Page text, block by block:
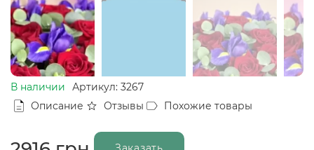
В наличии
Артикул: 3267
Описание
Отзывы Похожие товары